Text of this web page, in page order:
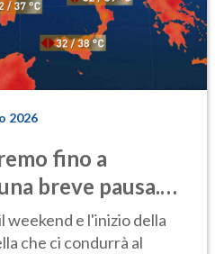
2026
fino a
breve pausa.
weekend e l'inizio della
che ci condurrà al